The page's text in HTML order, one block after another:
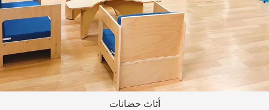
أثاث حضانات